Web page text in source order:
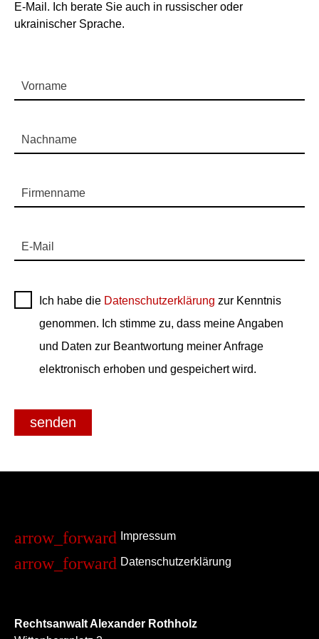
E-Mail. Ich berate Sie auch in russischer oder
ukrainischer Sprache.
Vorname
Nachname
Firmenname
E-Mail
Ich habe die Datenschutzerklärung zur Kenntnis
genommen. Ich stimme zu, dass meine Angaben
und Daten zur Beantwortung meiner Anfrage
elektronisch erhoben und gespeichert wird.
senden
Rechtsanwalt Alexander Rothholz
Impressum
Datenschutzerklärung